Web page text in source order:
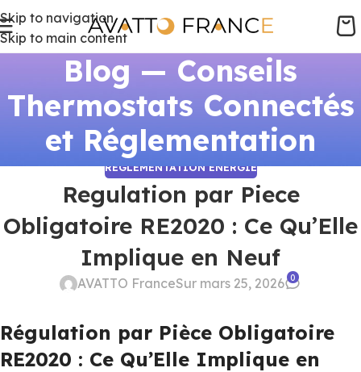
Skip to navigation
Skip to main content
Blog — Conseils
Thermostats Connectés
et Réglementation
RÉGLEMENTATION ÉNERGIE
Regulation par Piece
Obligatoire RE2020 : Ce Qu’Elle
Implique en Neuf
AVATTO FranceSur mars 25, 2026 0
Régulation par Pièce Obligatoire
RE2020 : Ce Qu’Elle Implique en